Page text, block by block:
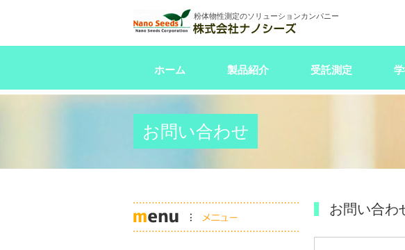
粉体物性測定のソリューションカンパニー
ホーム 製品紹介 受託測定
お問い合わせ
お問い合わ